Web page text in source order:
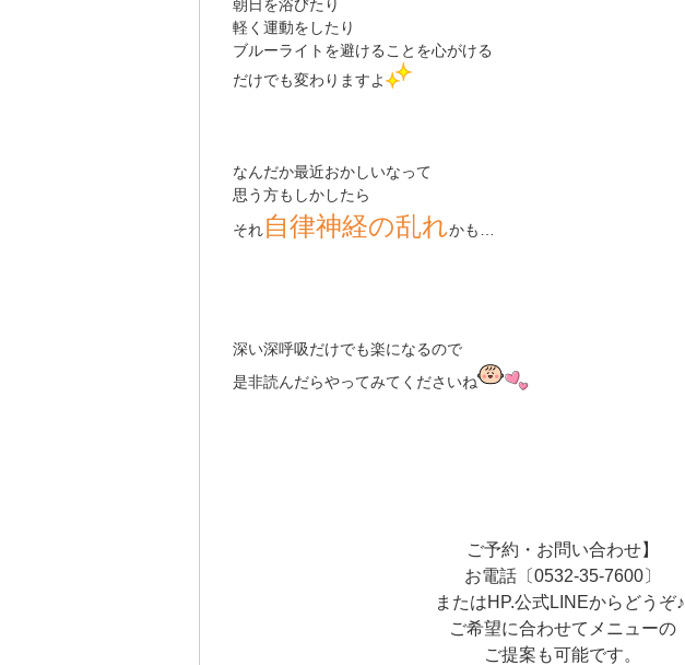
朝日を浴びたり
軽く運動をしたり
ブルーライトを避けることを心がける
だけでも変わりますよ
なんだか最近おかしいなって
思う方もしかしたら
それ自律神経の乱れかも…
深い深呼吸だけでも楽になるので
是非読んだらやってみてくださいね
ご予約・お問い合わせ】
お電話〔0532-35-7600〕
またはHP.公式LINEからどうぞ♪
ご希望に合わせてメニューの
ご提案も可能です。